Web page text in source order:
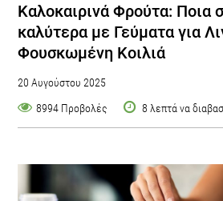
Καλοκαιρινά Φρούτα: Ποια
καλύτερα με Γεύματα για
Φουσκωμένη Κοιλιά
20 Αυγούστου 2025
8994 Προβολές
8 λεπτά να